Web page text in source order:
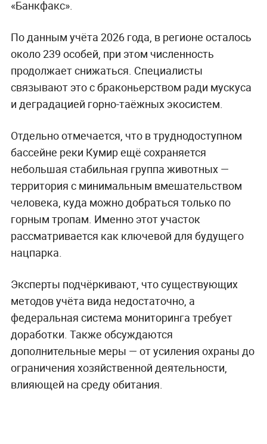
«Банкфакс».
По данным учёта 2026 года, в регионе осталось
около 239 особей, при этом численность
продолжает снижаться. Специалисты
связывают это с браконьерством ради мускуса
и деградацией горно-таёжных экосистем.
Отдельно отмечается, что в труднодоступном
бассейне реки Кумир ещё сохраняется
небольшая стабильная группа животных —
территория с минимальным вмешательством
человека, куда можно добраться только по
горным тропам. Именно этот участок
рассматривается как ключевой для будущего
нацпарка.
Эксперты подчёркивают, что существующих
методов учёта вида недостаточно, а
федеральная система мониторинга требует
доработки. Также обсуждаются
дополнительные меры — от усиления охраны до
ограничения хозяйственной деятельности,
влияющей на среду обитания.